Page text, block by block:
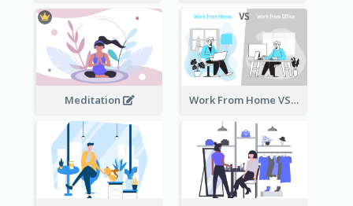
Meditation Work From Home VS Work From Office